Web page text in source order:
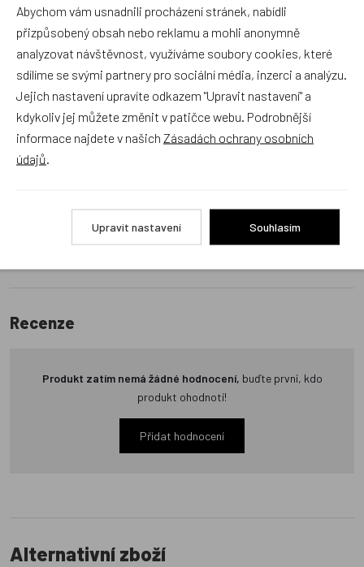
Dráček.cz
Položit dotaz
Recenze v detailu produktu a texty od zákazníků v poradně
odrážejí výhradně názory a stanoviska zákazníků. Provozovatel
e-shopu Dráček.cz texty zákazníků předem neschvaluje ani
neověřuje.
Recenze
Produkt zatím nemá žádné hodnocení, buďte první, kdo
produkt ohodnotí!
Přidat hodnocení
Alternativní zboží
Abychom vám usnadnili procházení stránek, nabídli
přizpůsobený obsah nebo reklamu a mohli anonymně
analyzovat návštěvnost, využíváme soubory cookies, které
sdílíme se svými partnery pro sociální média, inzerci a analýzu.
Jejich nastavení upravíte odkazem "Upravit nastavení" a
kdykoliv jej můžete změnit v patičce webu. Podrobnější
informace najdete v našich Zásadách ochrany osobních
údajů
Upravit nastavení Souhlasím